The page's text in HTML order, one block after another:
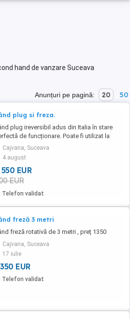
hand de vanzare Suceava
Anunțuri pe pagină: 20 50
plug si freza.
plug ireversibil adus din Italia în stare
de funcționare. Poate fi utilizat la
și vie! Fiind hidraulic se muta
si dreapta. Se poate folosi de la 80 de
în sus ,,adică pana la 120cp. 600 euro
Vând freza pentru deșeuri sau
300 euro negociabil! ...
Cajvana, Suceava
4 august
550 EUR
EUR
Telefon validat
freză 3 metri
freză rotativă de 3 metri , preț 1350
Cajvana, Suceava
17 iulie
EUR
Telefon validat